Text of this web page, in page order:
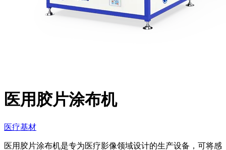
医用胶片涂布机
医疗基材
医用胶片涂布机是专为医疗影像领域设计的生产设备，可将感